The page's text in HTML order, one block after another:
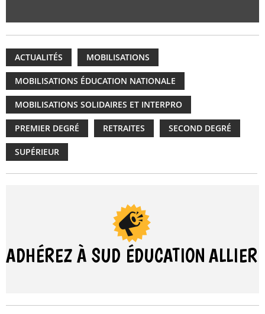
ACTUALITÉS MOBILISATIONS
MOBILISATIONS ÉDUCATION NATIONALE
MOBILISATIONS SOLIDAIRES ET INTERPRO
PREMIER DEGRÉ RETRAITES SECOND DEGRÉ
SUPÉRIEUR
ADHÉREZ À SUD ÉDUCATION ALLIER